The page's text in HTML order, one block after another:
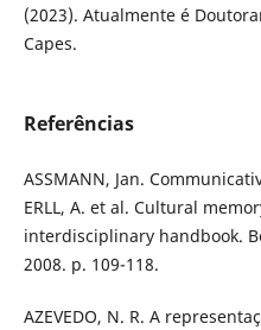
(2023). Atualmente é
Capes.
Referências
ASSMANN, Jan.
ERLL, A. et al. Cultural
interdisciplinary handbook.
2008. p. 109-118.
AZEVEDO, N. R. A